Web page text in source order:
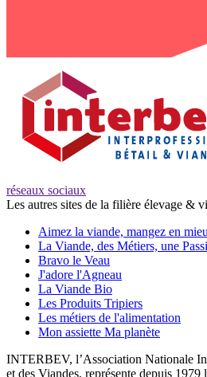
réseaux sociaux
Les autres sites de la filière élevage &
Aimez la viande, mangez en
La Viande, des Métiers, une
Bravo le Veau
J'adore l'Agneau
La Viande Bio
Les Produits Tripiers
Les métiers de l'alimentation
Mon assiette Ma planète
INTERBEV, l’Association Nationale
et des Viandes, représente depuis 1979